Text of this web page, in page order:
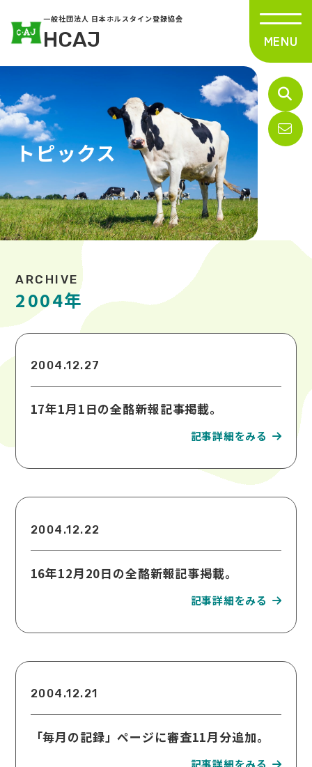
一般社団法人 日本ホルスタイン登録協会
HCAJ
トピックス
2004年
2004.12.27
17年1月1日の全酪新報記事掲載。
2004.12.22
16年12月20日の全酪新報記事掲載。
2004.12.21
「毎月の記録」ページに審査11月分追加。